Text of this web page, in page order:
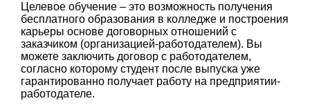
Целевое обучение – это возможность получения
бесплатного образования в колледже и построения
карьеры основе договорных отношений с
заказчиком (организацией-работодателем). Вы
можете заключить договор с работодателем,
согласно которому студент после выпуска уже
гарантированно получает работу на предприятии-
работодателе.